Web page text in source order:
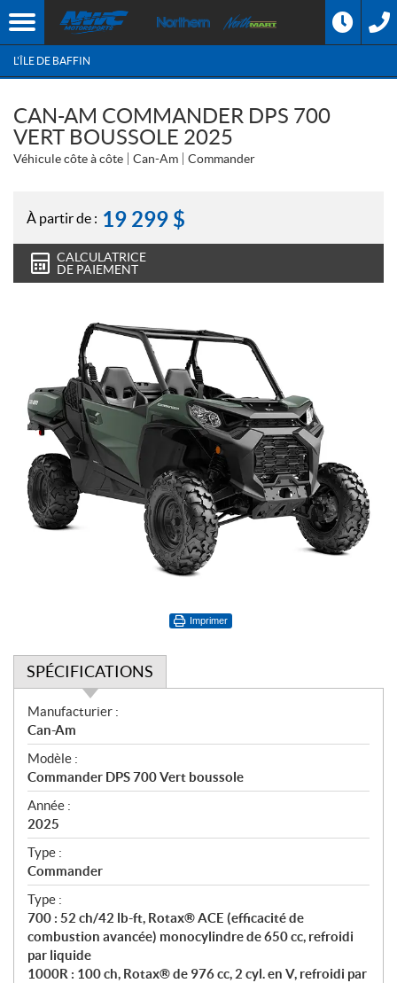
L'ÎLE DE BAFFIN
CAN-AM COMMANDER DPS 700
VERT BOUSSOLE 2025
Véhicule côte à côte Can-Am Commander
À partir de : 19 299 $
CALCULATRICE
DE PAIEMENT
Imprimer
SPÉCIFICATIONS
S
p
é
c
i
f
i
c
a
t
i
o
n
s
Manufacturier :
Can-Am
Modèle :
Commander DPS 700 Vert boussole
Année :
2025
Type :
Commander
Type :
700 : 52 ch/42 lb-ft, Rotax® ACE (efficacité de
combustion avancée) monocylindre de 650 cc, refroidi
par liquide
1000R : 100 ch, Rotax® de 976 cc, 2 cyl. en V, refroidi par